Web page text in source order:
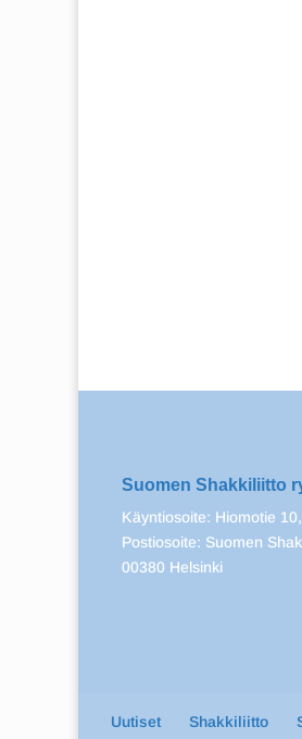
Suomen Shakkiliitto
Käyntiosoite: Hiomotie
Postiosoite: Suomen
00380 Helsinki
Uutiset Shakkiliitto